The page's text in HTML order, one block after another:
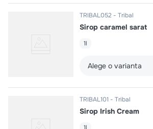
TRIBAL052 Tribal
Sirop caramel sarat
1l
Alege o varianta
TRIBAL101 Tribal
Sirop Irish Cream